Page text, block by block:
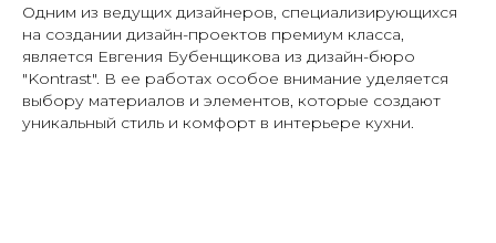
Одним из ведущих дизайнеров, специализирующихся
на создании дизайн-проектов премиум класса,
является Евгения Бубенщикова из дизайн-бюро
"Kontrast". В ее работах особое внимание уделяется
выбору материалов и элементов, которые создают
уникальный стиль и комфорт в интерьере кухни.